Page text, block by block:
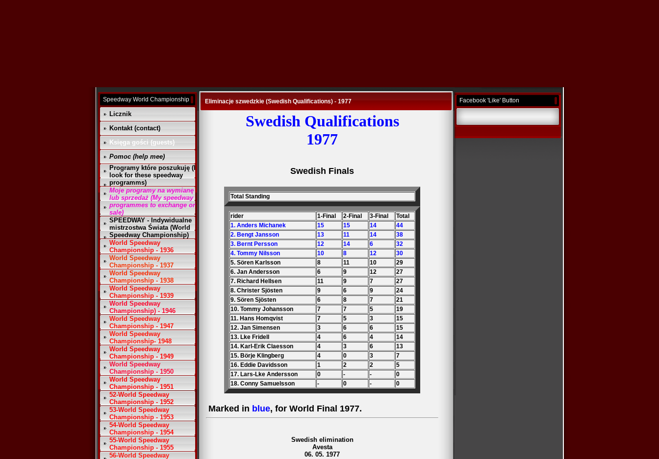
Speedway World Championship
Licznik
Kontakt (contact)
Księga gości (guests)
Pomoc (help mee)
Programy które poszukuję (I
look for these speedway
programms)
Moje programy na wymianę
lub sprzedaż (My speedway
programmes to exchange or
sale)
SPEEDWAY - Indywidualne
mistrzostwa Świata (World
Speedway Championship)
World Speedway
Championship - 1936
World Speedway
Championship - 1937
World Speedway
Championship - 1938
World Speedway
Championship - 1939
World Speedway
Championship) - 1946
World Speedway
Championship - 1947
World Speedway
Championship- 1948
World Speedway
Championship - 1949
World Speedway
Championship - 1950
World Speedway
Championship - 1951
52-World Speedway
Championship - 1952
53-World Speedway
Championship - 1953
54-World Speedway
Championship - 1954
55-World Speedway
Championship - 1955
56-World Speedway
Eliminacje szwedzkie (Swedish Qualifications) - 1977
Swedish Qualifications
1977
Swedish Finals
Total Standing
rider 1-Final 2-Final 3-Final
Total
1. Anders Michanek
15 15 14
44
2. Bengt Jansson
13 11 14
38
3. Bernt Persson
12 14 6
32
4. Tommy Nilsson
10 8 12
30
5. Sören Karlsson
8 11 10
29
6. Jan Andersson
6 9 12
27
7. Richard Hellsen
11 9 7
27
8. Christer Sjösten
9 6 9
24
9. Sören Sjösten
6 8 7
21
10. Tommy Johansson
7 7 5
19
11. Hans Homqvist
7 5 3
15
12. Jan Simensen
3 6 6
15
13. Lke Fridell
4 6 4
14
14. Karl-Erik Claesson
4 3 6
13
15. Börje Klingberg
4 0 3
7
16. Eddie Davidsson
1 2 2
5
17. Lars-Lke Andersson
0 - -
0
18. Conny Samuelsson
- 0 - 0
Marked in blue, for World Final 1977.
Swedish elimination
Avesta
06. 05. 1977
Facebook 'Like' Button